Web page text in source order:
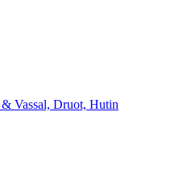
Vassal, Druot, Hutin